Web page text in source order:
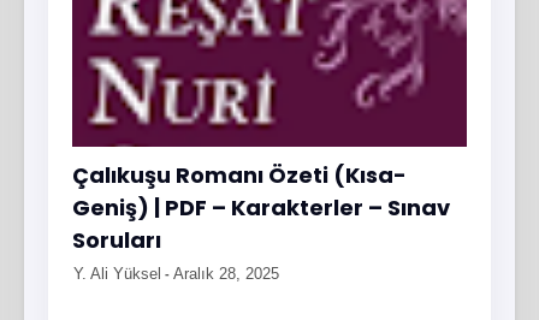
Çalıkuşu Romanı Özeti (Kısa-
Geniş) | PDF – Karakterler – Sınav
Soruları
Y. Ali Yüksel Aralık 28, 2025